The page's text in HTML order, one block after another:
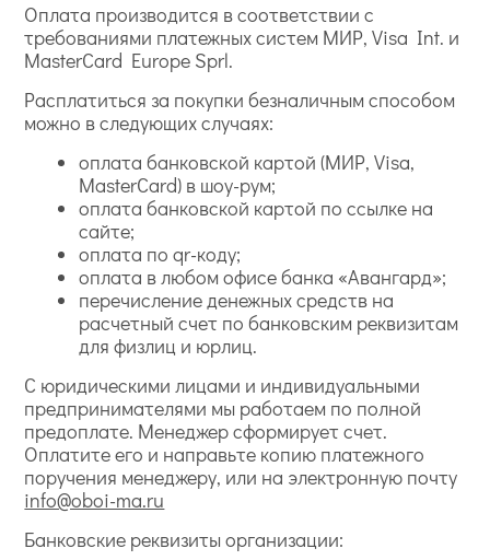
Оплата производится в соответствии с
требованиями платежных систем МИР, Visa Int. и
MasterCard Europe Sprl.
Расплатиться за покупки безналичным способом
можно в следующих случаях:
оплата банковской картой (МИР, Visa,
MasterCard) в шоу-рум;
оплата банковской картой по ссылке на
сайте;
оплата по qr-коду;
оплата в любом офисе банка «Авангард»;
перечисление денежных средств на
расчетный счет по банковским реквизитам
для физлиц и юрлиц.
С юридическими лицами и индивидуальными
предпринимателями мы работаем по полной
предоплате. Менеджер сформирует счет.
Оплатите его и направьте копию платежного
поручения менеджеру, или на электронную почту
info@oboi-ma.ru
Банковские реквизиты организации: